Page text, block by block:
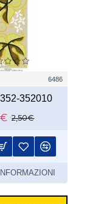
6486
352010
2,50€